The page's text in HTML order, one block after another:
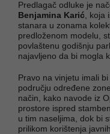
Predlagač odluke je
Benjamina Karić ,
stanara u zonama
predloženom modelu,
povlaštenu godišnju
najavljeno da bi mogla
Pravo na vinjetu imali
području određene
način, kako navode iz
prostore ispred
u tim naseljima, dok bi
prilikom korištenja